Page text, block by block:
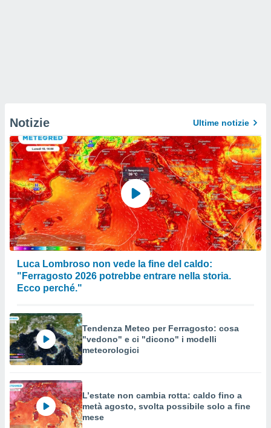
Notizie Ultime notizie
Luca Lombroso non vede la fine del caldo:
"Ferragosto 2026 potrebbe entrare nella storia.
Ecco perché."
Tendenza Meteo per Ferragosto: cosa
"vedono" e ci "dicono" i modelli
meteorologici
L’estate non cambia rotta: caldo fino a
metà agosto, svolta possibile solo a fine
mese